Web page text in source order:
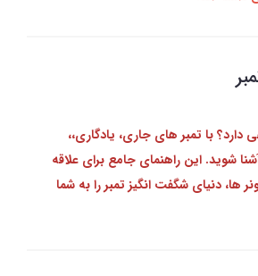
با تمبر های جاری، یادگاری،،
شوید. این راهنمای جامع برای علاقه‌
ها، دنیای شگفت‌ انگیز تمبر را به شما